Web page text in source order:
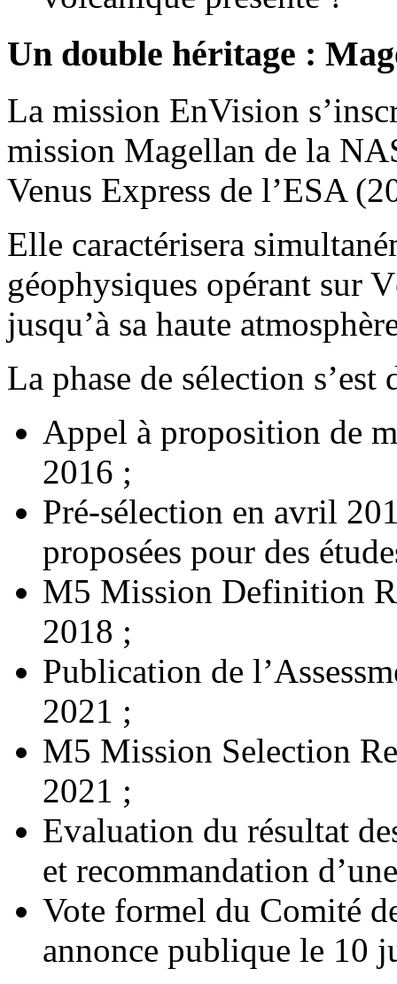
Un double héritage :
La mission EnVision
mission Magellan de la
Venus Express de l’ESA
Elle caractérisera
géophysiques opérant sur
jusqu’à sa haute
La phase de sélection
Appel à proposition de
2016 ;
Pré-sélection en avril
proposées pour des
M5 Mission Definition
2018 ;
Publication de
2021 ;
M5 Mission Selection
2021 ;
Evaluation du résultat
et recommandation
Vote formel du Comité
annonce publique le 10